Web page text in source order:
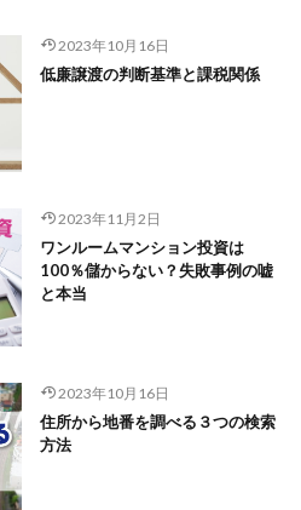
2023年10月16日
低廉譲渡の判断基準と課税関係
2023年11月2日
ワンルームマンション投資は
100％儲からない？失敗事例の嘘
と本当
2023年10月16日
住所から地番を調べる３つの検索
方法